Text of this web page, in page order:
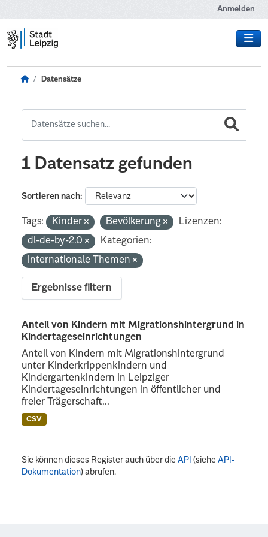
Anmelden
Datensätze
1 Datensatz gefunden
Sortieren nach
Tags: Kinder Bevölkerung
Lizenzen:
dl-de-by-2.0
Kategorien:
Internationale Themen
Ergebnisse filtern
Anteil von Kindern mit Migrationshintergrund in
Kindertageseinrichtungen
Anteil von Kindern mit Migrationshintergrund
unter Kinderkrippenkindern und
Kindergartenkindern in Leipziger
Kindertageseinrichtungen in öffentlicher und
freier Trägerschaft...
CSV
Sie können dieses Register auch über dieAPI (sieheAPI-
Dokumentation) abrufen.